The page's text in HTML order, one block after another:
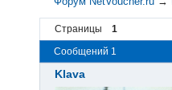
Страницы
1
Сообщений 1
Klava